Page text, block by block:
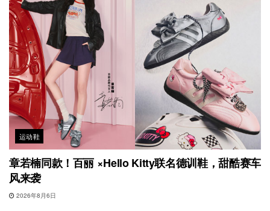
运动鞋
章若楠同款！百丽 ×Hello Kitty联名德训鞋，甜酷赛车
风来袭
2026年8月6日